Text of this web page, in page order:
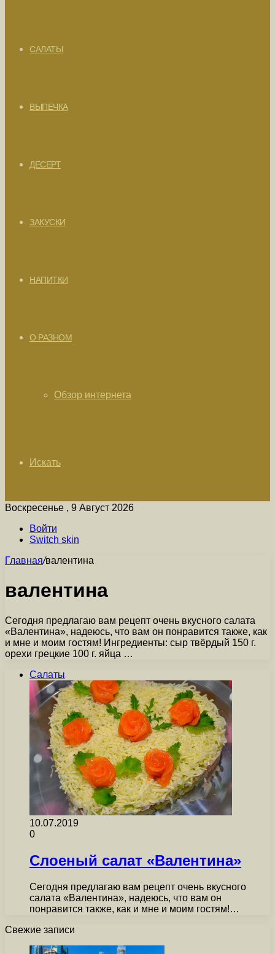
САЛАТЫ
ВЫПЕЧКА
ДЕСЕРТ
ЗАКУСКИ
НАПИТКИ
О РАЗНОМ
Обзор интернета
Искать
Воскресенье , 9 Август 2026
Войти
Switch skin
Главная/валентина
валентина
Сегодня предлагаю вам рецепт очень вкусного салата
«Валентина», надеюсь, что вам он понравится также, как
и мне и моим гостям! Ингредиенты: сыр твёрдый 150 г.
орехи грецкие 100 г. яйца …
Салаты
10.07.2019
0
Слоеный салат «Валентина»
Сегодня предлагаю вам рецепт очень вкусного
салата «Валентина», надеюсь, что вам он
понравится также, как и мне и моим гостям!…
Свежие записи